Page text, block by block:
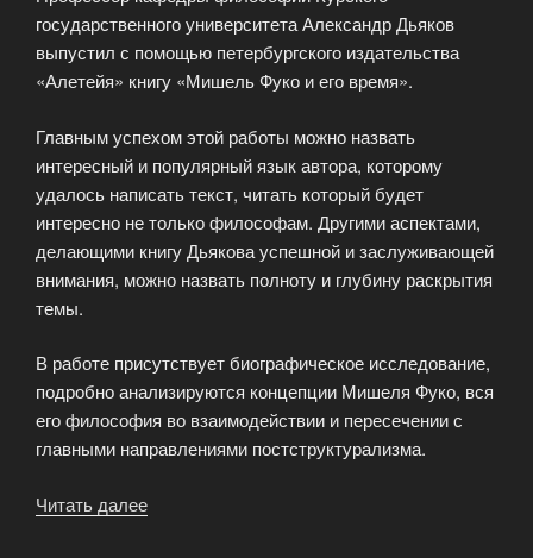
государственного университета Александр Дьяков
выпустил с помощью петербургского издательства
«Алетейя» книгу «Мишель Фуко и его время».
Главным успехом этой работы можно назвать
интересный и популярный язык автора, которому
удалось написать текст, читать который будет
интересно не только философам. Другими аспектами,
делающими книгу Дьякова успешной и заслуживающей
внимания, можно назвать полноту и глубину раскрытия
темы.
В работе присутствует биографическое исследование,
подробно анализируются концепции Мишеля Фуко, вся
его философия во взаимодействии и пересечении с
главными направлениями постструктурализма.
Читать далее